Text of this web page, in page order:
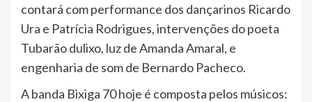
contará com performance dos dançarinos Ricardo
Ura e Patrícia Rodrigues, intervenções do poeta
Tubarão dulixo, luz de Amanda Amaral, e
engenharia de som de Bernardo Pacheco.
A banda Bixiga 70 hoje é composta pelos músicos: